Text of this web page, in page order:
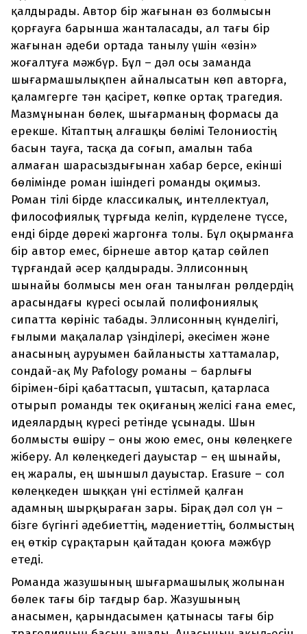
қалдырады. Автор бір жағынан өз болмысын
қорғауға барынша жанталасады, ал тағы бір
жағынан әдеби ортада танылу үшін «өзін»
жоғалтуға мәжбүр. Бұл – дәл осы заманда
шығармашылықпен айналысатын көп авторға,
қаламгерге тән қасірет, көпке ортақ трагедия.
Мазмұнынан бөлек, шығарманың формасы да
ерекше. Кітаптың алғашқы бөлімі Телониостің
басын тауға, тасқа да соғып, амалын таба
алмаған шарасыздығынан хабар берсе, екінші
бөлімінде роман ішіндегі романды оқимыз.
Роман тілі бірде классикалық, интеллектуал,
философиялық тұрғыда келіп, күрделене түссе,
енді бірде дөрекі жаргонға толы. Бұл оқырманға
бір автор емес, бірнеше автор қатар сөйлеп
тұрғандай әсер қалдырады. Эллисонның
шынайы болмысы мен оған танылған рөлдердің
арасындағы күресі осылай полифониялық
сипатта көрініс табады. Эллисонның күнделігі,
ғылыми мақалалар үзінділері, әкесімен және
анасының ауруымен байланысты хаттамалар,
сондай-ақ My Pafology романы – барлығы
бірімен-бірі қабаттасып, ұштасып, қатарласа
отырып романды тек оқиғаның желісі ғана емес,
идеялардың күресі ретінде ұсынады. Шын
болмысты өшіру – оны жою емес, оны көлеңкеге
жіберу. Ал көлеңкедегі дауыстар – ең шынайы,
ең жаралы, ең шыншыл дауыстар. Erasure – сол
көлеңкеден шыққан үні естілмей қалған
адамның шырқыраған зары. Бірақ дәл сол үн –
бізге бүгінгі әдебиеттің, мәдениеттің, болмыстың
ең өткір сұрақтарын қайтадан қоюға мәжбүр
етеді.
Романда жазушының шығармашылық жолынан
бөлек тағы бір тағдыр бар. Жазушының
анасымен, қарындасымен қатынасы тағы бір